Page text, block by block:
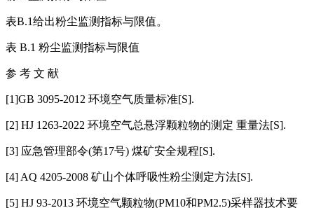
表B.1给出粉尘监测指标与限值。
表 B.1 粉尘监测指标与限值
参 考 文 献
[1]GB 3095-2012 环境空气质量标准[S].
[2] HJ 1263-2022 环境空气总悬浮颗粒物的测定 重量法[S].
[3] 应急管理部令(第17号) 煤矿安全规程[S].
[4] AQ 4205-2008 矿山个体呼吸性粉尘测定方法[S].
[5] HJ 93-2013 环境空气颗粒物(PM10和PM2.5)采样器技术要